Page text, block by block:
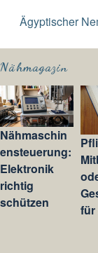
Ägyptischer
Nähmagazin
Nähmaschin
ensteuerung:
Elektronik
richtig
schützen
für